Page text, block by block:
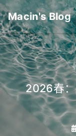
Macin's Blog
2026春